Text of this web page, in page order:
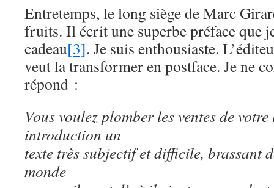
Entretemps, le long siège de Marc
fruits. Il écrit une superbe préface que
cadeau[3]. Je suis enthousiaste.
veut la transformer en postface. Je ne
répond :
Vous voulez plomber les ventes de
introduction un
texte très subjectif et difficile, brassant
monde